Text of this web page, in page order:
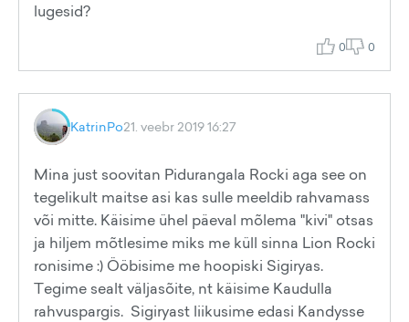
lugesid?
0 0
KatrinPo21. veebr 2019 16:27
Mina just soovitan Pidurangala Rocki aga see on
tegelikult maitse asi kas sulle meeldib rahvamass
või mitte. Käisime ühel päeval mõlema "kivi" otsas
ja hiljem mõtlesime miks me küll sinna Lion Rocki
ronisime :) Ööbisime me hoopiski Sigiryas.
Tegime sealt väljasõite, nt käisime Kaudulla
rahvuspargis. Sigiryast liikusime edasi Kandysse